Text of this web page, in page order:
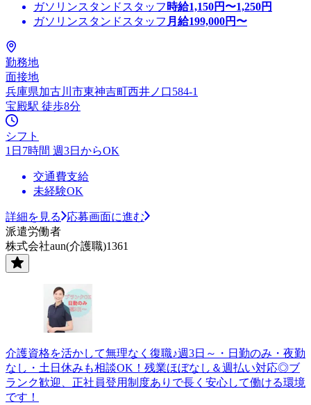
ガソリンスタンドスタッフ 時給1,150円〜1,250円
ガソリンスタンドスタッフ 月給199,000円〜
勤務地
面接地
兵庫県加古川市東神吉町西井ノ口584-1
宝殿駅 徒歩8分
シフト
1日7時間 週3日からOK
交通費支給
未経験OK
詳細を見る
応募画面に進む
派遣労働者
株式会社aun(介護職)1361
介護資格を活かして無理なく復職♪週3日～・日勤のみ・夜勤
なし・土日休みも相談OK！残業ほぼなし＆週払い対応◎ブ
ランク歓迎、正社員登用制度ありで長く安心して働ける環境
です！